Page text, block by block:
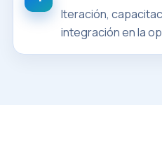
Iteración,
integración en la